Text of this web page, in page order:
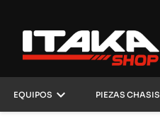
EQUIPOS keyboard_arrow_down PIEZAS CHASIS